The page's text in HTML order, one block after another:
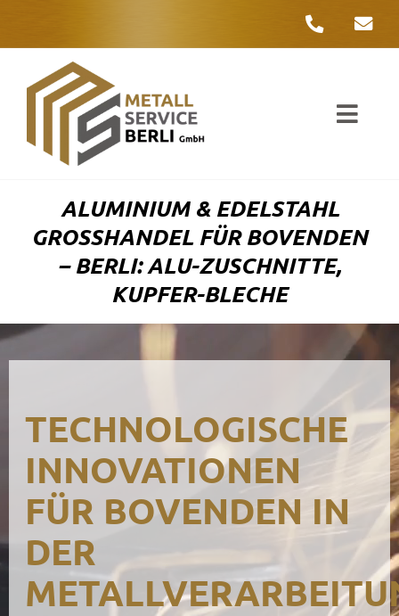
ALUMINIUM & EDELSTAHL
GROSSHANDEL FÜR BOVENDEN –
BERLI: ALU-ZUSCHNITTE, K
UPFER-BLECHE
TECHNOLOGISCHE
INNOVATIONEN
FÜR BOVENDEN IN
DER